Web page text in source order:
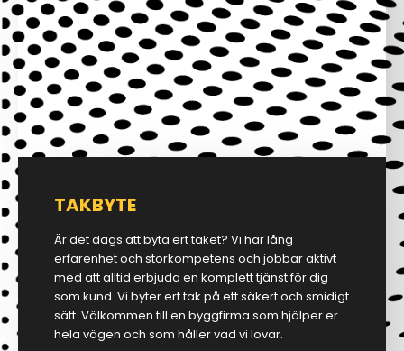
TAKBYTE
Är det dags att byta ert taket? Vi har lång
erfarenhet och storkompetens och jobbar aktivt
med att alltid erbjuda en komplett tjänst för dig
som kund. Vi byter ert tak på ett säkert och smidigt
sätt. Välkommen till en byggfirma som hjälper er
hela vägen och som håller vad vi lovar.